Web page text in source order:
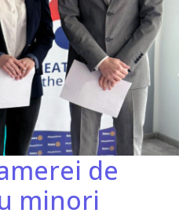
de
minori